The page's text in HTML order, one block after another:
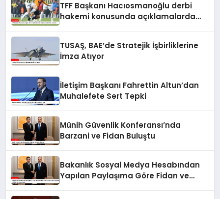
TFF Başkanı Hacıosmanoğlu derbi
hakemi konusunda açıklamalarda
TUSAŞ, BAE’de Stratejik İşbirliklerine
İmza Atıyor
İletişim Başkanı Fahrettin Altun’dan
Muhalefete Sert Tepki
Münih Güvenlik Konferansı’nda
Barzani ve Fidan Buluştu
Bakanlık Sosyal Medya Hesabından
Yapılan Paylaşıma Göre Fidan ve